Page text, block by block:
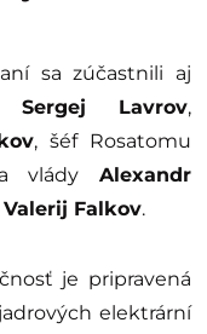
sa zúčastnili aj
Sergej Lavrov,
, šéf Rosatomu
vládyAlexandr
Valerij Falkov.
je pripravená
elektrární